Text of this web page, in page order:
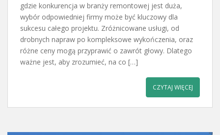
gdzie konkurencja w branży remontowej jest duża,
wybór odpowiedniej firmy może być kluczowy dla
sukcesu całego projektu. Zróżnicowane usługi, od
drobnych napraw po kompleksowe wykończenia, oraz
różne ceny mogą przyprawić o zawrót głowy. Dlatego
ważne jest, aby zrozumieć, na co […]
CZYTAJ WIĘCEJ